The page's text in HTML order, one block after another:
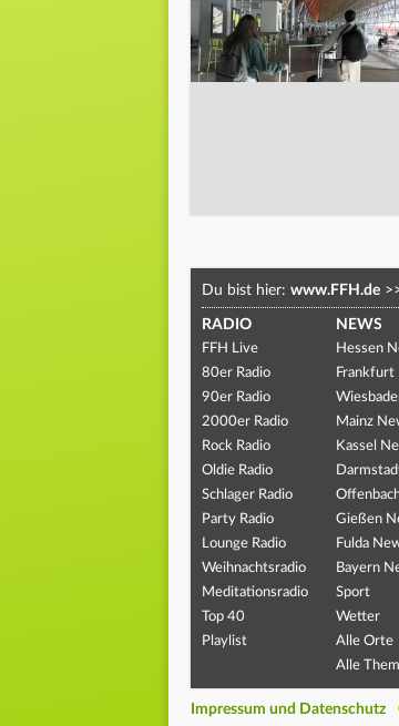
Du bist hier: www.FFH.de
RADIO
FFH Live
80er Radio
90er Radio
2000er Radio
Rock Radio
Oldie Radio
Schlager Radio
Party Radio
Lounge Radio
Weihnachtsradio
Meditationsradio
Top 40
Playlist
NEWS
Hessen
Frankfurt
Mainz
Kassel
Gießen
Fulda
Bayern
Sport
Wetter
Alle Orte
Alle
Impressum und Datenschutz